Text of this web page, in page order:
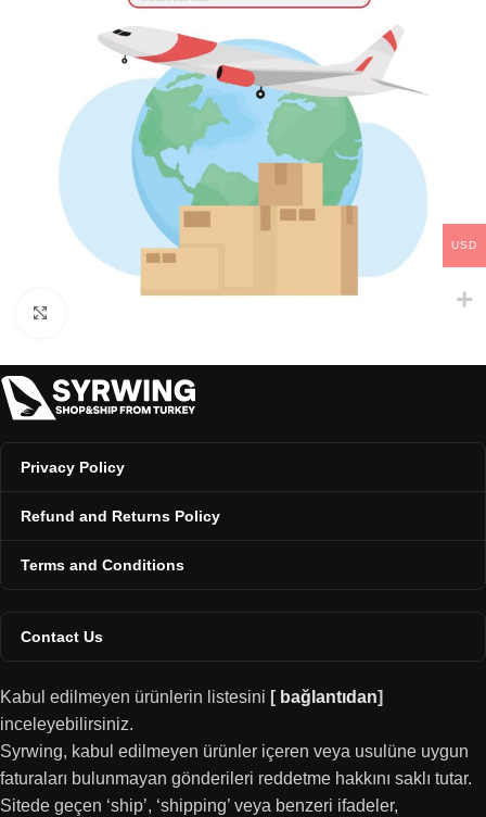
Privacy Policy
Refund and Returns Policy
Terms and Conditions
Contact Us
Kabul edilmeyen ürünlerin listesini [ bağlantıdan]
inceleyebilirsiniz.
Syrwing, kabul edilmeyen ürünler içeren veya usulüne uygun
faturaları bulunmayan gönderileri reddetme hakkını saklı tutar.
Sitede geçen ‘ship’, ‘shipping’ veya benzeri ifadeler,
USD